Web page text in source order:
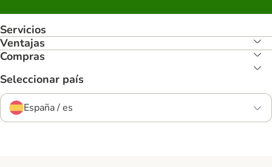
Servicios
Ventajas
Compras
Seleccionar país
España / es